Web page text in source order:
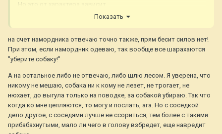
Но это от характера зависит.
Показать
на счет намордника отвечаю точно также, прям бесит силов нет!
При этом, если намордник одеваю, так вообще все шарахаются
"уберите собаку!"
А на остальное либо не отвечаю, либо шлю лесом. Я уверена, что
никому не мешаю, собака ни к кому не лезет, не трогает, не
нюхает, до выгула только на поводке, за собакой убираю. Так что
когда ко мне цепляются, то могу и послать, ага. Но с соседкой
дело другое, с соседями лучше не ссориться, тем более с такими
прибабахнутыми, мало ли чего в голову взбредет, еще навредит